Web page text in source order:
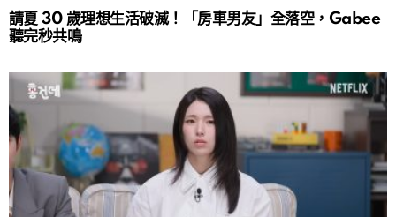
請夏 30 歲理想生活破滅！「房車男友」全落空，Gabee
聽完秒共鳴